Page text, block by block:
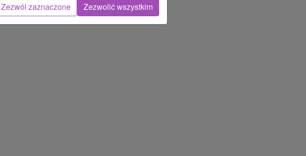
Zezwól zaznaczone Zezwolić wszystkim